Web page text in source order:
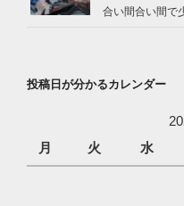
合い間合い間で
投稿日が分かるカレンダー
月
火 水